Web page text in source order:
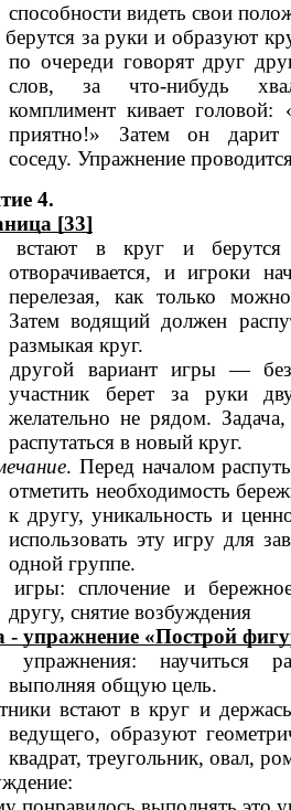
способности видеть свои
за руки и образуют
по очереди говорят друг
слов, за что-нибудь
комплимент кивает
приятно!» Затем он дарит
соседу. Упражнение
4.
[33]
встают в круг и
отворачивается, и игроки
перелезая, как только
Затем водящий должен
размыкая круг.
другой вариант игры —
участник берет за руки
желательно не рядом.
распутаться в новый круг.
. Перед началом
отметить необходимость
к другу, уникальность и
использовать эту игру для
одной группе.
игры: сплочение и
другу, снятие возбуждения
- упражнение «Построй
упражнения: научиться
выполняя общую цель.
встают в круг и
ведущего, образуют
квадрат, треугольник, овал,